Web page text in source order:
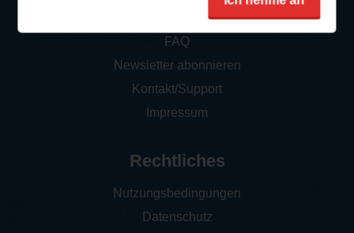
So funktioniert‘s
FAQ
Newsletter abonnieren
Kontakt/Support
Impressum
Rechtliches
Nutzungsbedingungen
Datenschutz